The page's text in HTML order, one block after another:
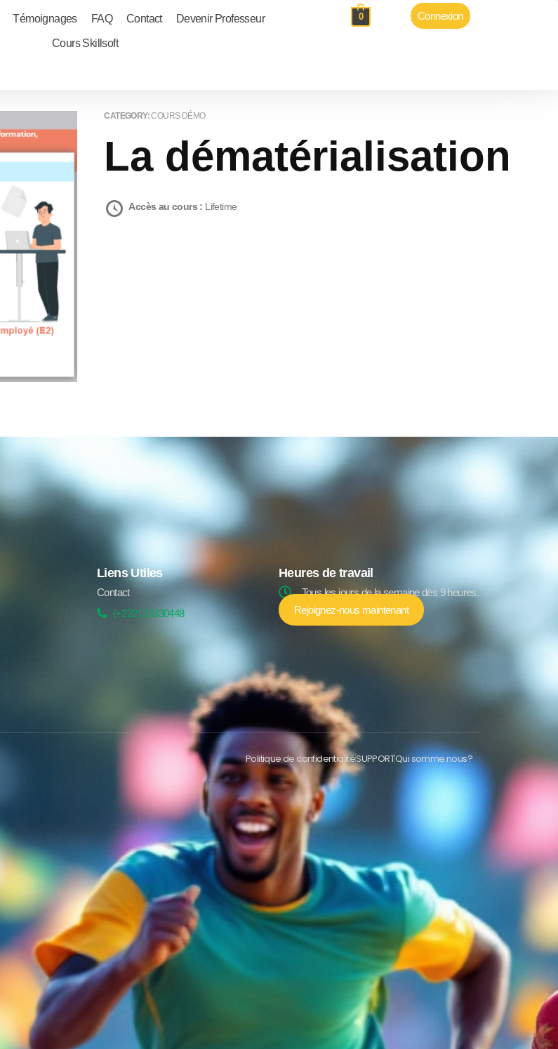
Témoignages FAQ Contact Devenir Professeur
Cours Skillsoft
0 Connexion
CATEGORY:COURS DÉMO
La dématérialisation
Accès au cours : Lifetime
Liens Utiles
Contact
(+222) 33330448
Heures de travail
Tous les jours de la semaine dès 9 heures.
Rejoignez-nous maintenant
Politique de confidentialitéSUPPORTQui somme nous?